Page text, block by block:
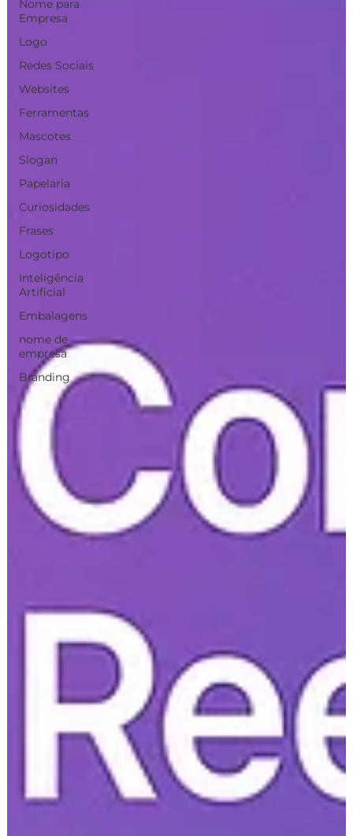
Nome para
Empresa
Logo
Redes Sociais
Websites
Ferramentas
Mascotes
Slogan
Papelaria
Curiosidades
Frases
Logotipo
Inteligência
Artificial
Embalagens
nome de
empresa
Branding